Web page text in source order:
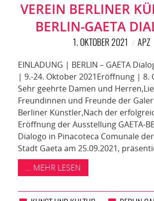
VEREIN BERLINER
BERLIN-GAETA
1. OKTOBER 2021 APZ
EINLADUNG | BERLIN – GAETA
| 9.-24. Oktober 2021Eröffnung | 8.
Sehr geehrte Damen und
Freundinnen und Freunde der
Berliner Künstler,Nach der
Eröffnung der Ausstellung GAETA-
Dialogo in Pinacoteca Comunale
Stadt Gaeta am 25.09.2021,
... MEHR LESEN